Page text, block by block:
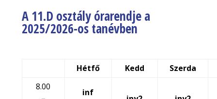
A 11.D osztály órarendje a
2025/2026-os tanévben
Hétfő Kedd
Szerda
8.00
inf